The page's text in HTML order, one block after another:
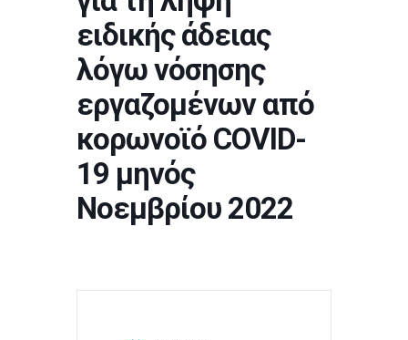
ειδικής άδειας
λόγω νόσησης
εργαζομένων από
κορωνοϊό COVID-
19 μηνός
Νοεμβρίου 2022